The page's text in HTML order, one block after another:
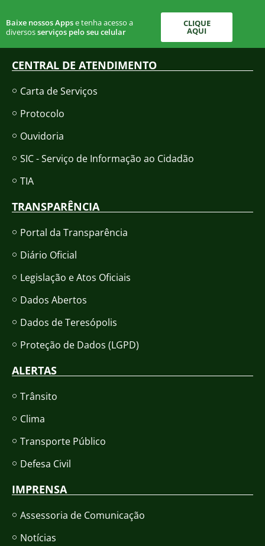
Baixe nossos Appse tenha acesso a
diversosserviços pelo seu celular
CLIQUE
AQUI
CENTRAL DE ATENDIMENTO
Carta de Serviços
Protocolo
Ouvidoria
SIC - Serviço de Informação ao Cidadão
TIA
TRANSPARÊNCIA
Portal da Transparência
Diário Oficial
Legislação e Atos Oficiais
Dados Abertos
Dados de Teresópolis
Proteção de Dados (LGPD)
ALERTAS
Trânsito
Clima
Transporte Público
Defesa Civil
IMPRENSA
Assessoria de Comunicação
Notícias